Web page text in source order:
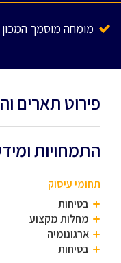
מומחה מוסמך
פירוט תארים
התמחויות
תחומי עיסוק
בטיחות
מחלות מקצוע
ארגונומיה
בטיחות